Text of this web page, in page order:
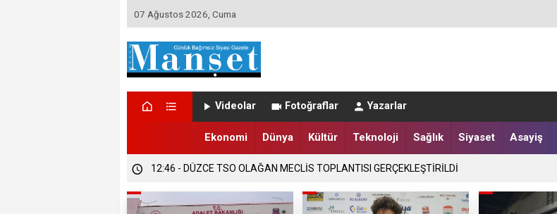
07 Ağustos 2026, Cuma
Videolar Fotoğraflar Yazarlar
Ekonomi Dünya Kültür Teknoloji Sağlık Siyaset Asayiş
12:47 - DÜZCE’DE EVLENECEK ÇİFTLER DESTEKLENİYOR
12:47 - FINDIK ÜRETİCİLERİ TETİKTE